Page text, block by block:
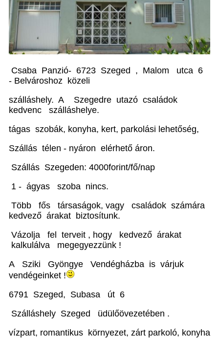
Csaba Panzió- 6723 Szeged , Malom utca 6
- Belvároshoz közeli
szálláshely. A Szegedre utazó családok
kedvenc szálláshelye.
tágas szobák, konyha, kert, parkolási lehetőség,
Szállás télen - nyáron elérhető áron.
Szállás Szegeden: 4000forint/fő/nap
1 - ágyas szoba nincs.
Több fős társaságok, vagy családok számára
kedvező árakat biztosítunk.
Vázolja fel terveit , hogy kedvező árakat
kalkulálva megegyezzünk !
A Sziki Gyöngye Vendégházba is várjuk
vendégeinket !
6791 Szeged, Subasa út 6
Szálláshely Szeged üdülőövezetében .
vízpart, romantikus környezet, zárt parkoló, konyha